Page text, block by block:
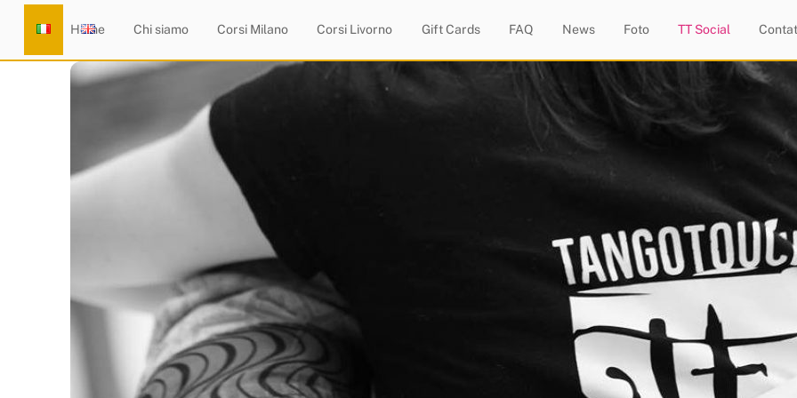
content
Home Chi siamo Corsi Milano Corsi Livorno Gift Cards FAQ News Foto TT Social